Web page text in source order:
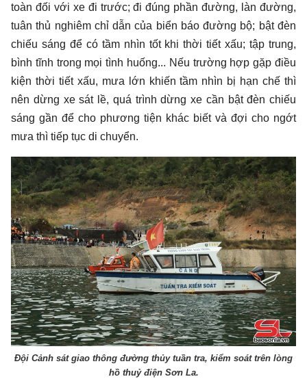
toàn đối với xe đi trước; đi đúng phần đường, làn đường,
tuân thủ nghiêm chỉ dẫn của biển báo đường bộ; bật đèn
chiếu sáng để có tầm nhìn tốt khi thời tiết xấu; tập trung,
bình tĩnh trong mọi tình huống... Nếu trường hợp gặp điều
kiện thời tiết xấu, mưa lớn khiến tầm nhìn bị hạn chế thì
nên dừng xe sát lề, quá trình dừng xe cần bật đèn chiếu
sáng gần để cho phương tiện khác biết và đợi cho ngớt
mưa thì tiếp tục di chuyển.
Đội Cảnh sát giao thông đường thủy tuần tra, kiểm soát trên lòng
hồ thuỷ điện Sơn La.